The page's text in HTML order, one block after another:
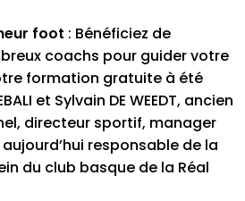
foot : Bénéficiez de
coachs pour guider votre
formation gratuite à été
et Sylvain DE WEEDT, ancien
directeur sportif, manager
responsable de la
du club basque de la Réal